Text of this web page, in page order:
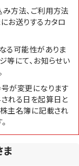
方法、ご利用方法
お送りするカタロ
る可能性がありま
等にて、お知らせい
が変更になります
れる日を起算日と
主名簿に記載され